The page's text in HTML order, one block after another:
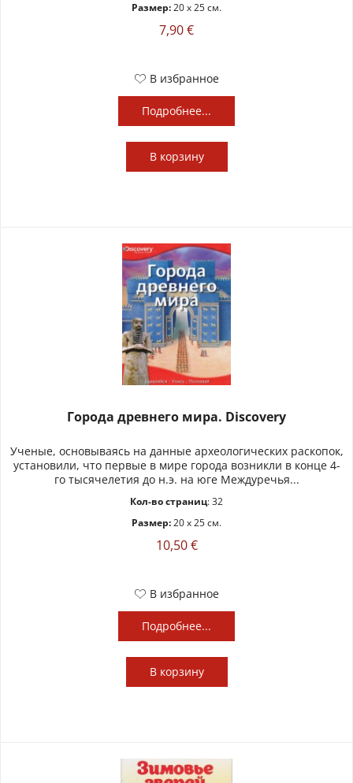
Размер:20 x 25 см.
7,90 €
В избранное
Подробнее...
В корзину
Города древнего мира. Discovery
Ученые, основываясь на данные археологических раскопок,
установили, что первые в мире города возникли в конце 4-
го тысячелетия до н.э. на юге Междуречья...
Кол-во страниц: 32
Размер:20 x 25 см.
10,50 €
В избранное
Подробнее...
В корзину